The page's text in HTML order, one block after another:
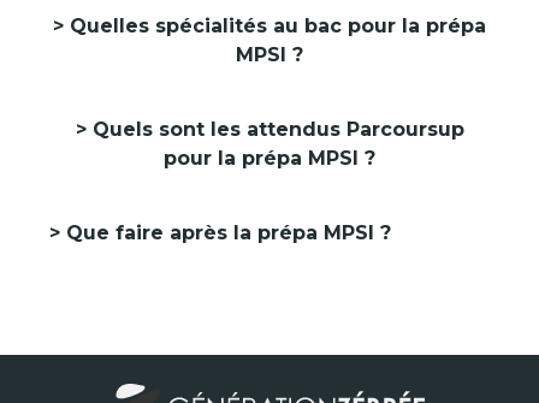
MPSI ?
Quels sont les attendus Parcoursup
pour la prépa MPSI ?
Que faire après la prépa MPSI ?